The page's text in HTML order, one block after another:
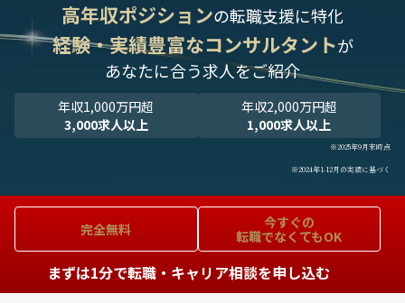
高年収ポジションの転職支援に特化
経験・実績豊富なコンサルタントが
あなたに合う求人をご紹介
年収1,000万円超
3,000求人以上
年収2,000万円超
1,000求人以上
※2025年9月末時点
※2024年1-12月の実績に基づく
完全無料
今すぐの
転職でなくてもOK
まずは1分で転職・キャリア相談を申し込む